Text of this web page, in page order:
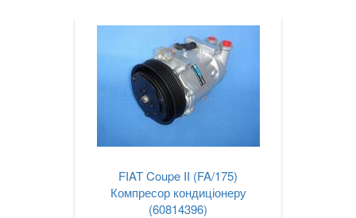
PEUGEOT
FIAT Coupe II (FA/175)
Компресор кондиціонеру
(60814396)